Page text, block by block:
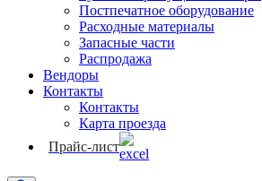
Постпечатное оборудование
Расходные материалы
Запасные части
Распродажа
Вендоры
Контакты
Контакты
Карта проезда
Прайс-лист